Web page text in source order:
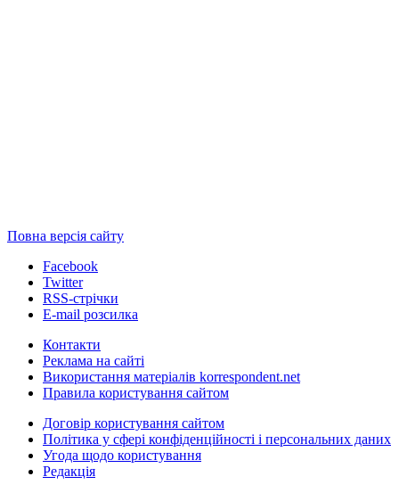
Повна версія сайту
Facebook
Twitter
RSS-стрічки
E-mail розсилка
Контакти
Реклама на сайті
Використання матеріалів korrespondent.net
Правила користування сайтом
Договір користування сайтом
Політика у сфері конфіденційності і персональних даних
Угода щодо користування
Редакція